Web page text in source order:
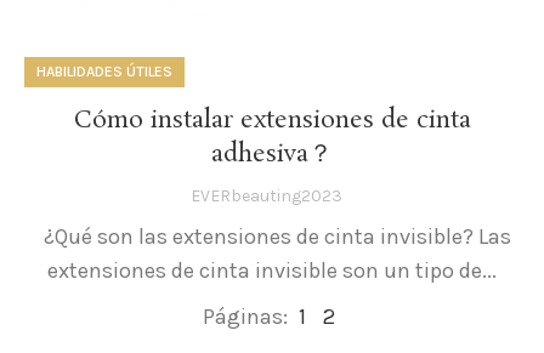
HABILIDADES ÚTILES
Cómo instalar extensiones de cinta
adhesiva？
EVERbeauting2023
¿Qué son las extensiones de cinta invisible? Las
extensiones de cinta invisible son un tipo de...
Páginas: 1 2